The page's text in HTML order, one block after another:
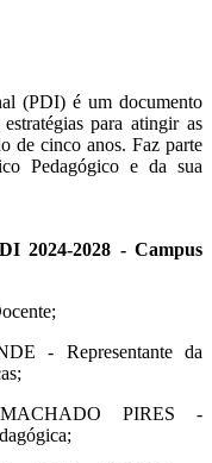
(PDI) é um documento
para atingir as
de cinco anos. Faz parte
Pedagógico e da sua
2024-2028 - Campus
- Representante da
PIRES -